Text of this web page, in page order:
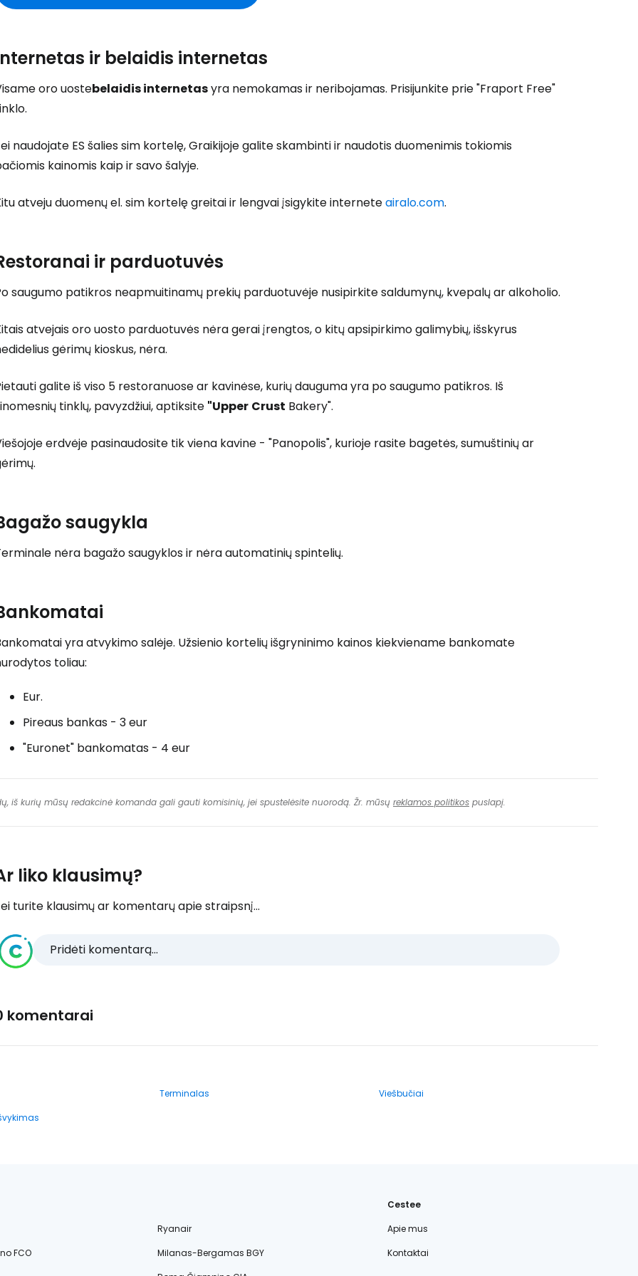
ir belaidis internetas
oro uostebelaidis internetasyra nemokamas ir neribojamas. Prisijunkite prie "Fraport Free"
naudojate ES šalies sim kortelę, Graikijoje galite skambinti ir naudotis duomenimis tokiomis
kainomis kaip ir savo šalyje.
atveju duomenų el. sim kortelę greitai ir lengvai įsigykite interneteairalo.com.
ir parduotuvės
saugumo patikros neapmuitinamų prekių parduotuvėje nusipirkite saldumynų, kvepalų ar alkoholio.
atvejais oro uosto parduotuvės nėra gerai įrengtos, o kitų apsipirkimo galimybių, išskyrus
gėrimų kioskus, nėra.
galite iš viso 5 restoranuose ar kavinėse, kurių dauguma yra po saugumo patikros. Iš
tinklų, pavyzdžiui, aptiksite "Upper Crust Bakery".
erdvėje pasinaudosite tik viena kavine - "Panopolis", kurioje rasite bagetės, sumuštinių ar
saugykla
nėra bagažo saugyklos ir nėra automatinių spintelių.
yra atvykimo salėje. Užsienio kortelių išgryninimo kainos kiekviename bankomate
toliau:
Eur.
Pireaus bankas - 3 eur
"Euronet" bankomatas - 4 eur
iš kurių mūsų redakcinė komanda gali gauti komisinių, jei spustelėsite nuorodą. Žr. mūsų reklamos politikos puslapį.
liko klausimų?
turite klausimų ar komentarų apie straipsnį...
Pridėti komentarą...
komentarai
Terminalas
Viešbučiai
Ryanair
FCO
Milanas-Bergamas BGY
Cestee
Apie mus
Kontaktai
Prisijunkite prie Cestee
... pasaulinė kelionių bendruomenė
Tęsti su Facebook